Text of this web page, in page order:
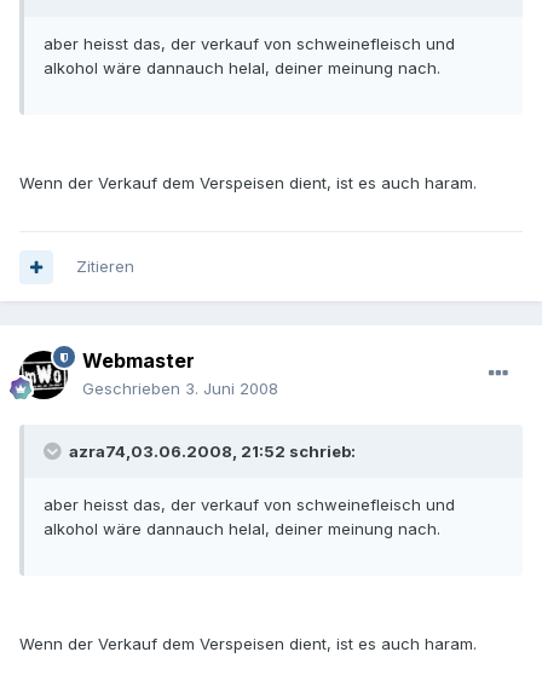
aber heisst das, der verkauf von schweinefleisch und
alkohol wäre dannauch helal, deiner meinung nach.
Wenn der Verkauf dem Verspeisen dient, ist es auch haram.
Zitieren
Webmaster
Geschrieben 3. Juni 2008
azra74,03.06.2008, 21:52 schrieb:
aber heisst das, der verkauf von schweinefleisch und
alkohol wäre dannauch helal, deiner meinung nach.
Wenn der Verkauf dem Verspeisen dient, ist es auch haram.